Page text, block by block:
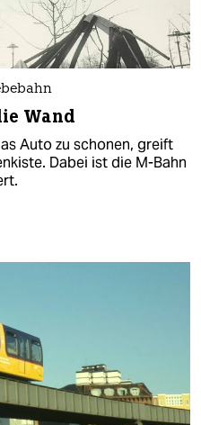
Wand
Auto zu schonen, greift
Dabei ist die M-Bahn